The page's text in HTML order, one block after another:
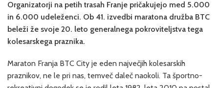
Organizatorji na petih trasah Franje pričakujejo med 5.000
in 6.000 udeleženci. Ob 41. izvedbi maratona družba BTC
beleži že svoje 20. leto generalnega pokroviteljstva tega
kolesarskega praznika.
Maraton Franja BTC City je eden največjih kolesarskih
praznikov, ne le pri nas, temveč daleč naokoli. Ta športno-